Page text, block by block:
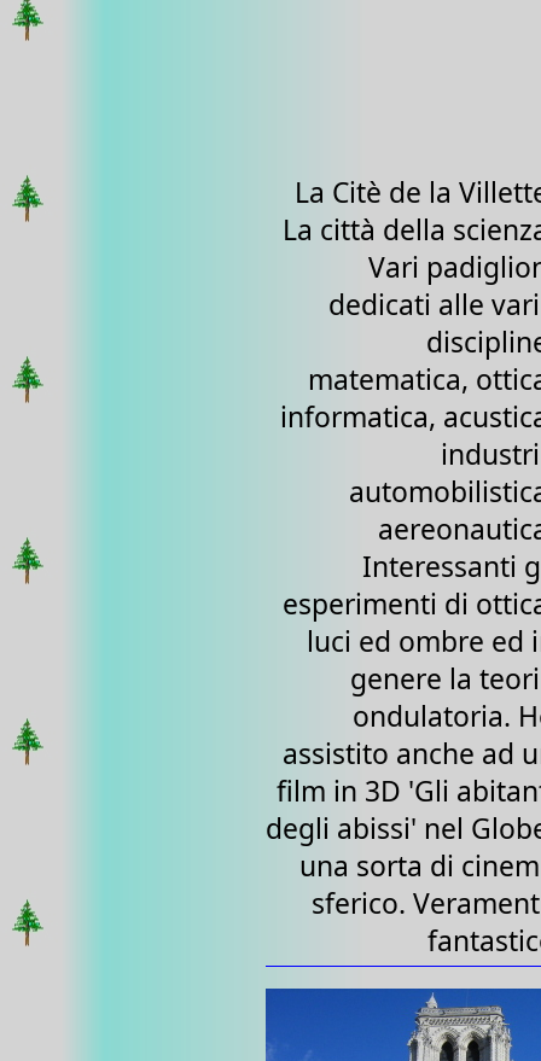
La Citè de la
La città della
Vari
dedicati alle
matematica,
informatica,
Interessanti
esperimenti di
luci ed ombre ed
genere la
ondulatoria.
assistito anche ad
film in 3D 'Gli
degli abissi' nel
una sorta di
sferico.